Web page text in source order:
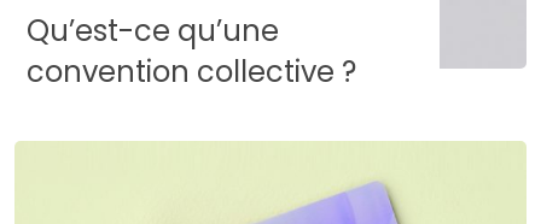
Qu’est-ce qu’une
convention collective ?